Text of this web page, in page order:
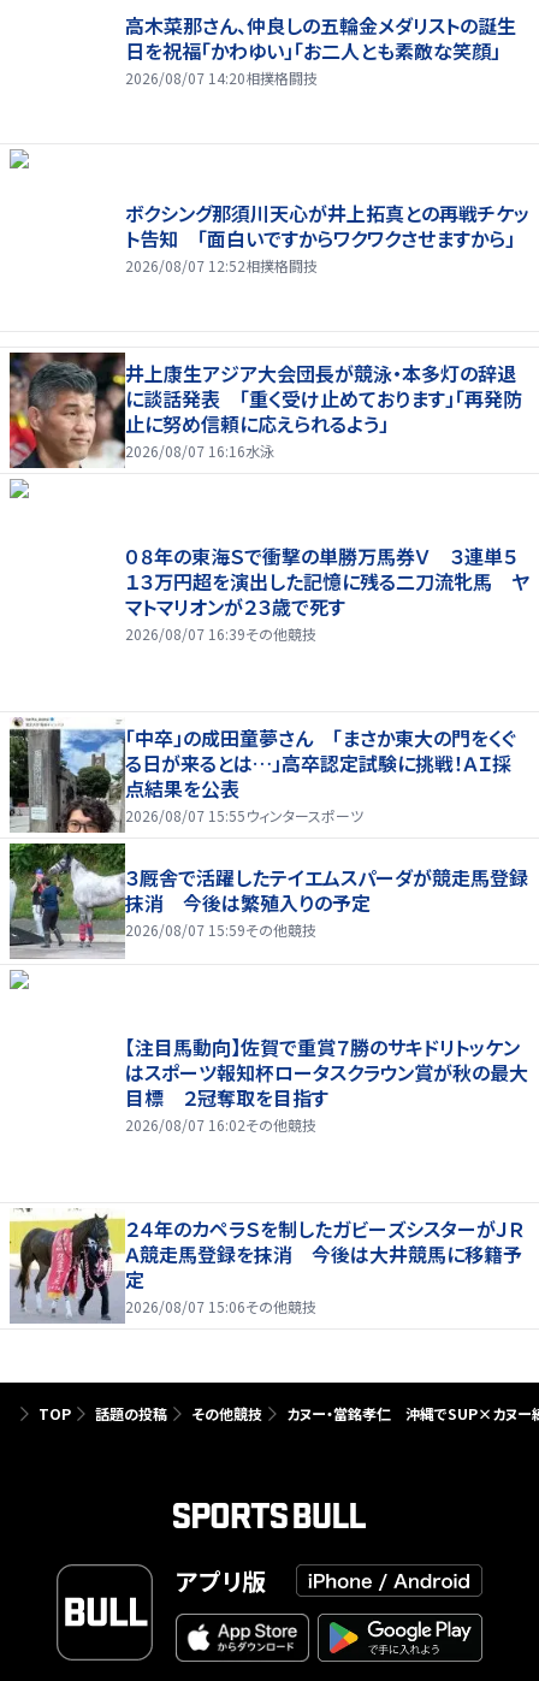
高木菜那さん、仲良しの五輪金メダリストの誕生
日を祝福「かわゆい」「お二人とも素敵な笑顔」
2026/08/07 14:20相撲格闘技
ボクシング那須川天心が井上拓真との再戦チケッ
ト告知 「面白いですからワクワクさせますから」
2026/08/07 12:52相撲格闘技
井上康生アジア大会団長が競泳・本多灯の辞退
に談話発表 「重く受け止めております」「再発防
止に努め信頼に応えられるよう」
2026/08/07 16:16水泳
０８年の東海Ｓで衝撃の単勝万馬券Ｖ ３連単５
１３万円超を演出した記憶に残る二刀流牝馬 ヤ
マトマリオンが２３歳で死す
2026/08/07 16:39その他競技
「中卒」の成田童夢さん 「まさか東大の門をくぐ
る日が来るとは…」高卒認定試験に挑戦！ＡＩ採
点結果を公表
2026/08/07 15:55ウィンタースポーツ
３厩舎で活躍したテイエムスパーダが競走馬登録
抹消 今後は繁殖入りの予定
2026/08/07 15:59その他競技
【注目馬動向】佐賀で重賞７勝のサキドリトッケン
はスポーツ報知杯ロータスクラウン賞が秋の最大
目標 ２冠奪取を目指す
2026/08/07 16:02その他競技
２４年のカペラＳを制したガビーズシスターがＪＲ
Ａ競走馬登録を抹消 今後は大井競馬に移籍予
定
2026/08/07 15:06その他競技
TOP 話題の投稿 その他競技 カヌー・當銘孝仁 沖縄でSUP×カヌー
アプリ版